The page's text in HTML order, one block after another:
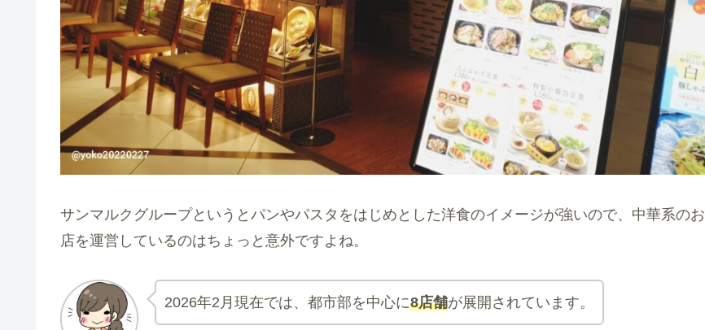
サンマルクグループというとパンやパスタをはじめとした洋食のイメージが強いので、中華系のお
店を運営しているのはちょっと意外ですよね。
2026年2月現在では、都市部を中心に8店舗が展開されています。